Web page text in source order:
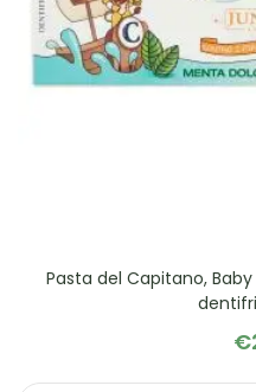
Pasta del Capitano,
€